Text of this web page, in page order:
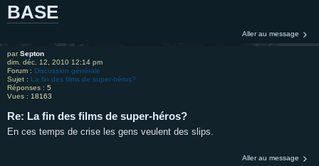
BASE
Aller au message
parSepton
dim. déc. 12, 2010 12:14 pm
Forum : Discussion générale
Sujet : La fin des films de super-héros?
Réponses : 5
Vues : 18163
Re: La fin des films de super-héros?
En ces temps de crise les gens veulent des slips.
Aller au message